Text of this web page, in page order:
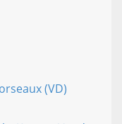
(VD)